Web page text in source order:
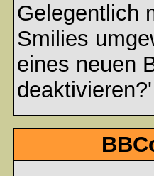
Gelegentlich
Smilies
eines neuen